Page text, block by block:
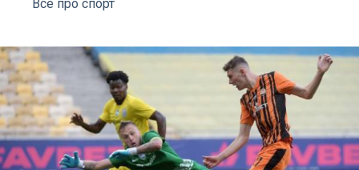
Все про спорт